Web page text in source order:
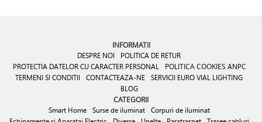
INFORMATII
DESPRE NOI
POLITICA DE RETUR
PROTECTIA DATELOR CU CARACTER PERSONAL
POLITICA COOKIES ANPC
TERMENI SI CONDITII
CONTACTEAZA-NE SERVICII EURO VIAL LIGHTING
BLOG
CATEGORII
Smart Home Surse de iluminat
Corpuri de iluminat